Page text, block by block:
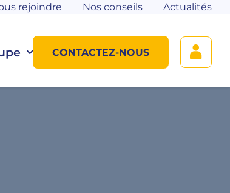
rejoindre Nos conseils Actualités
CONTACTEZ-NOUS